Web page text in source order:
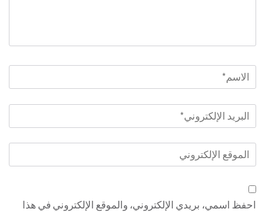
الاسم
البريد
الإلكتروني*
الموقع
الإلكتروني
احفظ اسمي، بريدي الإلكتروني، والموقع الإلكتروني في هذا